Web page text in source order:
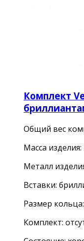
Комплект
Общий вес
Масса изделия:
Металл
Вставки:
Размер
Комплект: